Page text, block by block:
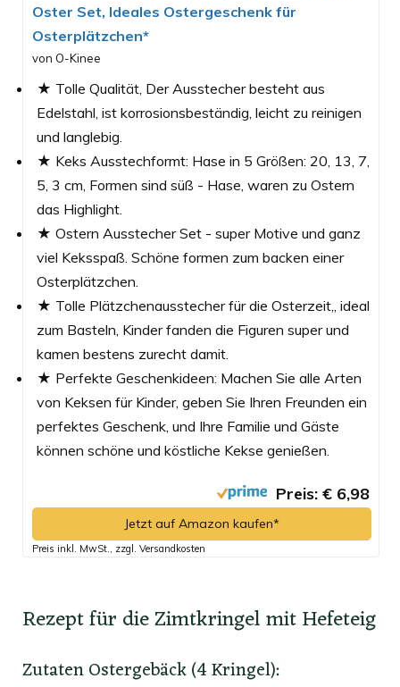
Oster Set, Ideales Ostergeschenk für
Osterplätzchen*
von O-Kinee
★ Tolle Qualität, Der Ausstecher besteht aus
Edelstahl, ist korrosionsbeständig, leicht zu reinigen
und langlebig.
★ Keks Ausstechformt: Hase in 5 Größen: 20, 13, 7,
5, 3 cm, Formen sind süß - Hase, waren zu Ostern
das Highlight.
★ Ostern Ausstecher Set - super Motive und ganz
viel Keksspaß. Schöne formen zum backen einer
Osterplätzchen.
★ Tolle Plätzchenausstecher für die Osterzeit,, ideal
zum Basteln, Kinder fanden die Figuren super und
kamen bestens zurecht damit.
★ Perfekte Geschenkideen: Machen Sie alle Arten
von Keksen für Kinder, geben Sie Ihren Freunden ein
perfektes Geschenk, und Ihre Familie und Gäste
können schöne und köstliche Kekse genießen.
Preis: € 6,98
Jetzt auf Amazon kaufen*
Preis inkl. MwSt., zzgl. Versandkosten
Rezept für die Zimtkringel mit Hefeteig
Zutaten Ostergebäck (4 Kringel):